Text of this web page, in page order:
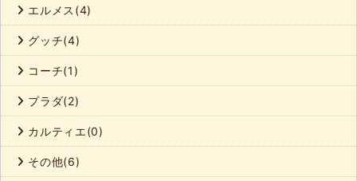
エルメス(4)
グッチ(4)
コーチ(1)
プラダ(2)
カルティエ(0)
その他(6)